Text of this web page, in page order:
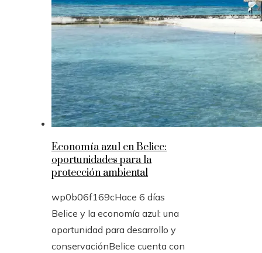
Economía azul en Belice:
oportunidades para la
protección ambiental
wp0b06f169cHace 6 días
Belice y la economía azul: una
oportunidad para desarrollo y
conservaciónBelice cuenta con